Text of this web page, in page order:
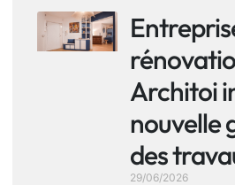
Architoi
nouvelle
des
29/06/2026